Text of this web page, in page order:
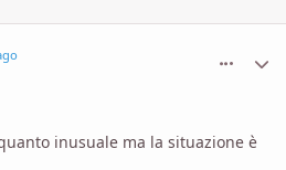
inusuale ma la situazione è